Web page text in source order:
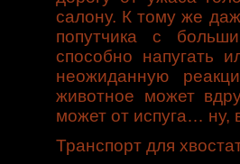
салону. К тому же
попутчика с
способно напугать
неожиданную
животное может
может от испуга… ну,
Транспорт для